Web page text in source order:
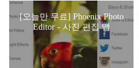
[오늘만 무료] Phoenix Photo
Editor - 사진 편집 앱